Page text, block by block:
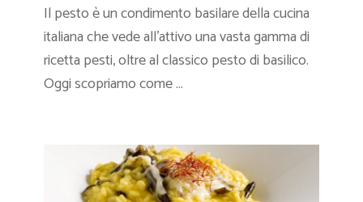
Il pesto è un condimento basilare della cucina
italiana che vede all’attivo una vasta gamma di
ricetta pesti, oltre al classico pesto di basilico.
Oggi scopriamo come ...